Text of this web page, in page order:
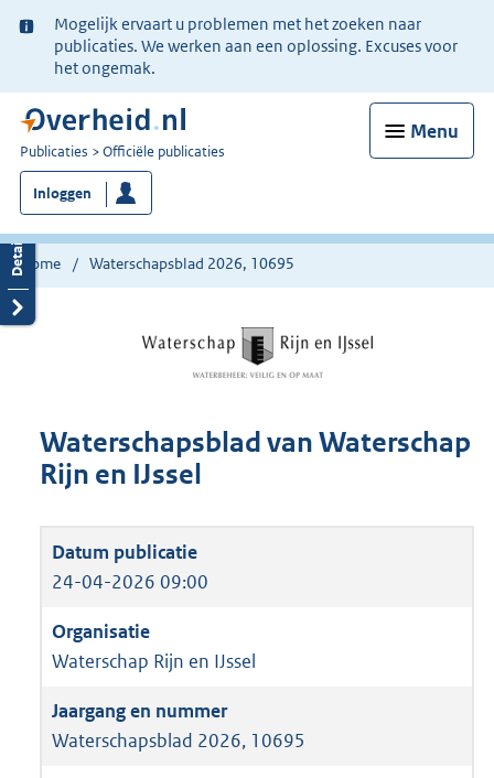
Ter
informatie:
Mogelijk ervaart u problemen met het zoeken naar
publicaties. We werken aan een oplossing. Excuses voor
het ongemak.
Menu
U
bent
nu
hier:
Publicaties Officiële publicaties
Inloggen
Home Waterschapsblad 2026, 10695
Waterschapsblad van Waterschap
Rijn en IJssel
24-04-2026 09:00
Waterschap Rijn en IJssel
Waterschapsblad 2026, 10695